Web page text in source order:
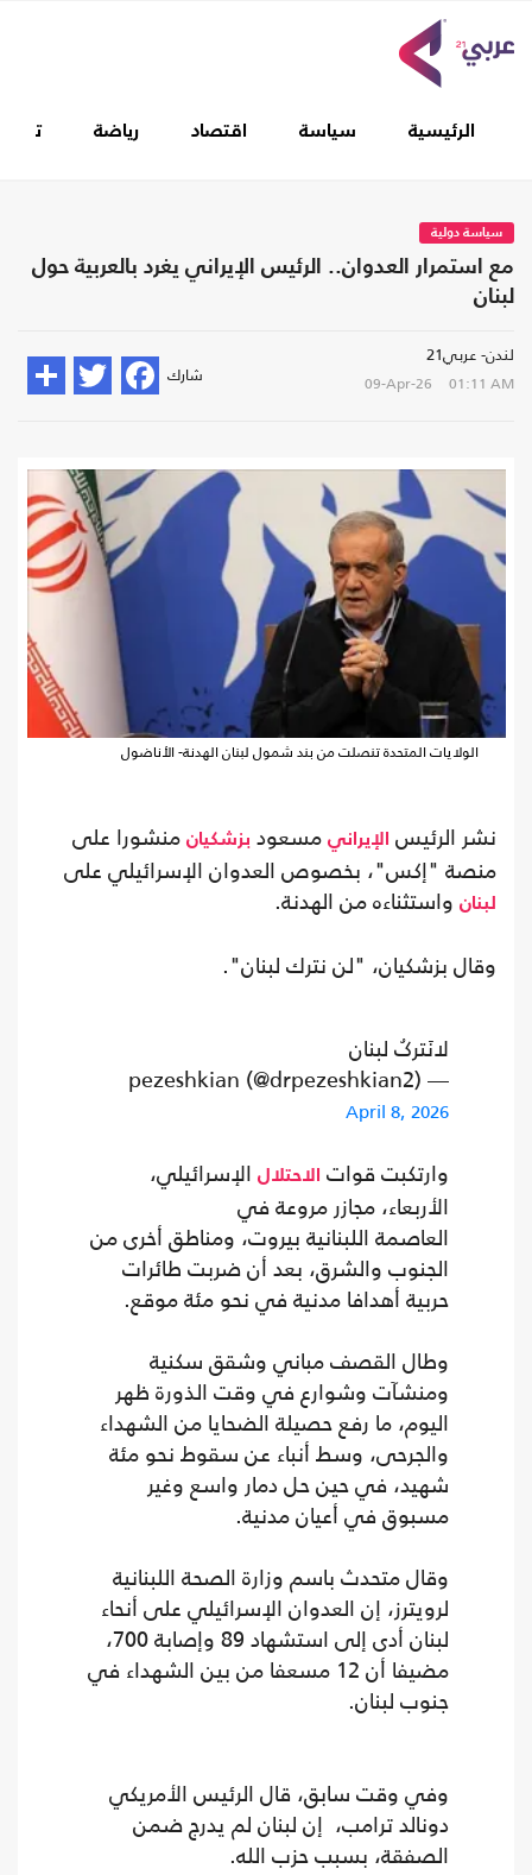
الرئيسية سياسة اقتصاد رياضة
سياسة دولية
مع استمرار العدوان.. الرئيس الإيراني يغرد بالعربية حول
لبنان
لندن- عربي21
09-Apr-26 01:11 AM شارك
الولايات المتحدة تنصلت من بند شمول لبنان الهدنة- الأناضول
نشر الرئيس الإيراني مسعود بزشكيان منشورا على
منصة "إكس"، بخصوص العدوان الإسرائيلي على
لبنان واستثناءه من الهدنة.
وقال بزشكيان، "لن نترك لبنان".
لانَترکُ لبنان
— pezeshkian (@drpezeshkian2)
April 8, 2026
وارتكبت قوات الاحتلال الإسرائيلي،
الأربعاء، مجازر مروعة في
العاصمة اللبنانية بيروت، ومناطق أخرى من
الجنوب والشرق، بعد أن ضربت طائرات
حربية أهدافا مدنية في نحو مئة موقع.
وطال القصف مباني وشقق سكنية
ومنشآت وشوارع في وقت الذورة ظهر
اليوم، ما رفع حصيلة الضحايا من الشهداء
والجرحى، وسط أنباء عن سقوط نحو مئة
شهيد، في حين حل دمار واسع وغير
مسبوق في أعيان مدنية.
وقال متحدث باسم وزارة الصحة اللبنانية
لرويترز، إن العدوان الإسرائيلي على أنحاء
لبنان أدى إلى استشهاد 89 وإصابة 700،
مضيفا أن 12 مسعفا من بين الشهداء في
جنوب لبنان.
وفي وقت سابق، قال الرئيس الأمريكي
دونالد ترامب، إن لبنان لم يدرج ضمن
الصفقة، بسبب حزب الله.